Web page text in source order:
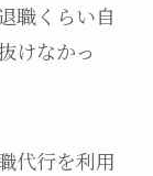
職くらい自
けなかっ
代行を利用